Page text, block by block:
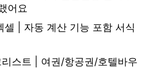
어요
셀 | 자동 계산 기능 포함 서식
스트 | 여권/항공권/호텔바우